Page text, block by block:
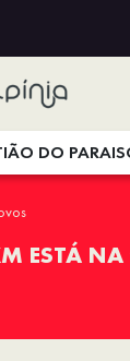
DO
ESTÁ